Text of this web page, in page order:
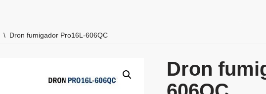
\ Dron fumigador Pro16L-606QC
Dron